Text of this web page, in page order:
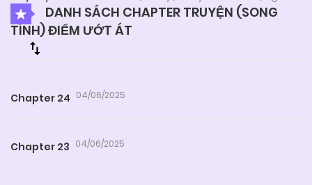
DANH SÁCH CHAPTER TRUYỆN (SONG
TÍNH) ĐIỂM ƯỚT ÁT
Chapter 24 04/06/2025
Chapter 23 04/06/2025